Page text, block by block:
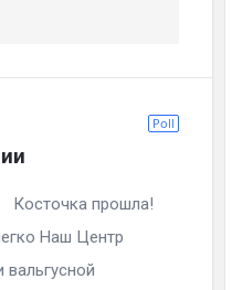
Poll
Наш Центр